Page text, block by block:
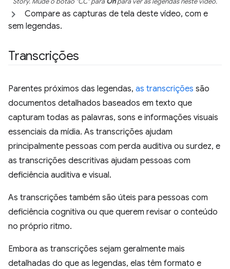
Compare as capturas de tela deste vídeo, com e
sem legendas.
Transcrições
Parentes próximos das legendas, as transcrições são
documentos detalhados baseados em texto que
capturam todas as palavras, sons e informações visuais
essenciais da mídia. As transcrições ajudam
principalmente pessoas com perda auditiva ou surdez, e
as transcrições descritivas ajudam pessoas com
deficiência auditiva e visual.
As transcrições também são úteis para pessoas com
deficiência cognitiva ou que querem revisar o conteúdo
no próprio ritmo.
Embora as transcrições sejam geralmente mais
detalhadas do que as legendas, elas têm formato e